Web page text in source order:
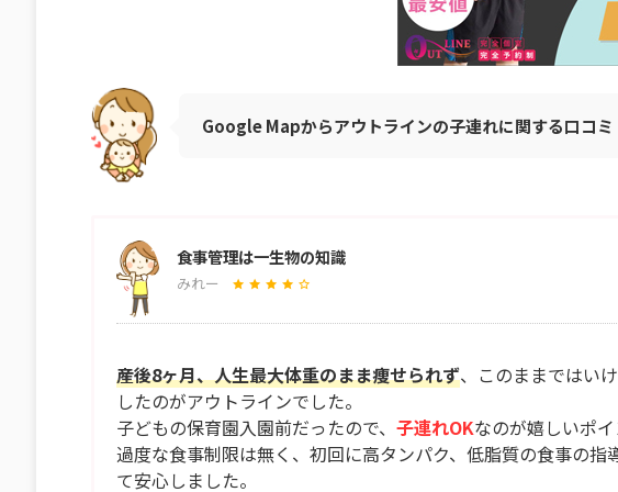
Google Mapからアウトラインの子連れに関する口コ
食事管理は一生物の知識
みれー
産後8ヶ月、人生最大体重のまま痩せられず、このままではい
したのがアウトラインでした。
子どもの保育園入園前だったので、 子連れOKなのが嬉しいポイ
過度な食事制限は無く、初回に高タンパク、低脂質の食事の指
て安心しました。